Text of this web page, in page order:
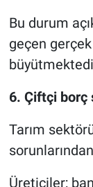
Bu durum
geçen
6. Çiftçi borç
Tarım
Üreticiler;